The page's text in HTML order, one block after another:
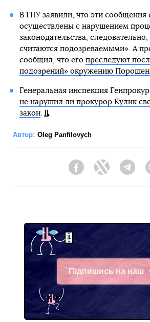
В ГПУ заявили, что эти
осуществлены с нарушением
законодательства,
считаются подозреваемыми». А
сообщил, что его преследуют
подозрений» окружению
Генеральная инспекция
не нарушил ли прокурор Кулик
закон.
Автор: Oleg Panfilovych
FacebookTwitter
Підпишись на наш
Telegram